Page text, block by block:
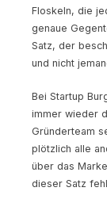
Floskeln, die
genaue
Satz, der
und nicht
Bei Startup
immer wieder
Gründerteam
plötzlich alle
über das
dieser Satz